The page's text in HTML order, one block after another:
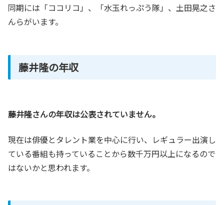
同期には「ココリコ」、「水玉れっぷう隊」、土田晃之さ
んらがいます。
藤井隆の年収
藤井隆さんの年収は公表されていません。
現在は俳優とタレント業を中心に行い、レギュラー出演し
ている番組も持っていることから数千万円以上になるので
はないかと思われます。